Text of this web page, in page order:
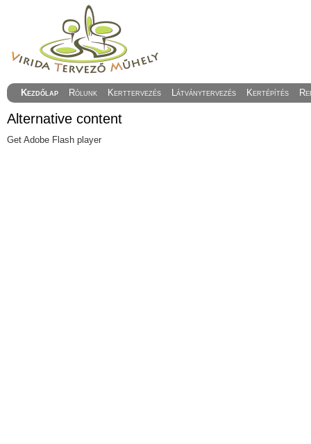
Kezdőlap Rólunk Kerttervezés Látványtervezés Kertépítés
Alternative content
Get Adobe Flash player